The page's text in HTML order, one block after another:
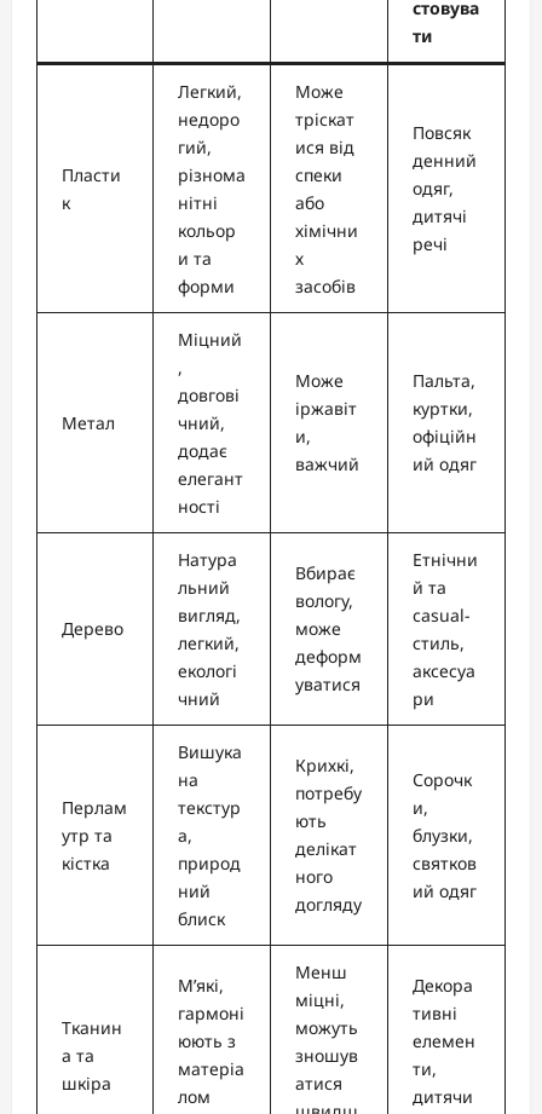
стовува
ти
Пласти
к
Легкий,
недоро
гий,
різнома
нітні
кольор
и та
форми
Може
тріскат
ися від
спеки
або
хімічни
х
засобів
Повсяк
денний
одяг,
дитячі
речі
Метал
Міцний
,
довгові
чний,
додає
елегант
ності
Може
іржавіт
и,
важчий
Пальта,
куртки,
офіційн
ий одяг
Дерево
Натура
льний
вигляд,
легкий,
екологі
чний
Вбирає
вологу,
може
деформ
уватися
Етнічни
й та
casual-
стиль,
аксесуа
ри
Перлам
утр та
кістка
Вишука
на
текстур
а,
природ
ний
блиск
Крихкі,
потребу
ють
делікат
ного
догляду
Сорочк
и,
блузки,
святков
ий одяг
Тканин
а та
шкіра
М’які,
гармоні
юють з
матеріа
лом
Менш
міцні,
можуть
зношув
атися
Декора
тивні
елемен
ти,
дитячи